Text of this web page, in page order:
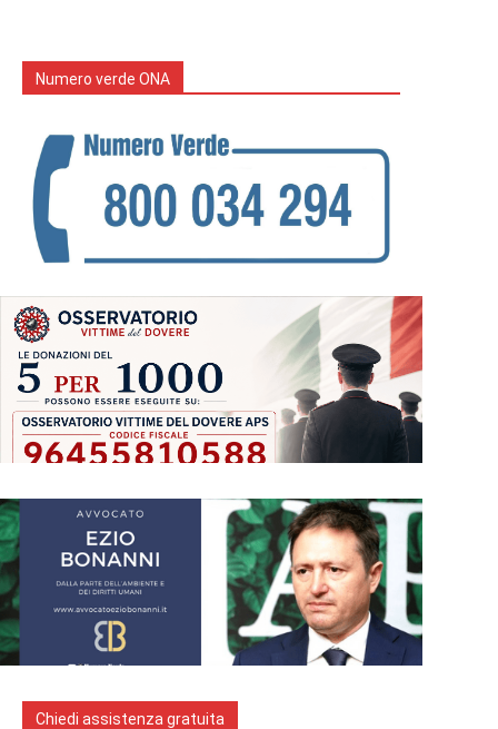
Numero verde ONA
Chiedi assistenza gratuita